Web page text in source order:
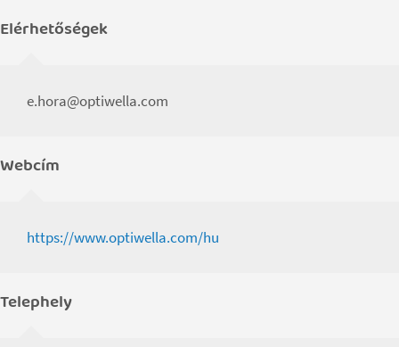
Elérhetőségek
e.hora@optiwella.com
Webcím
https://www.optiwella.com/hu
Telephely